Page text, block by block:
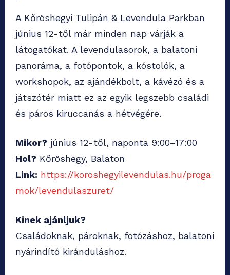
A Kőröshegyi Tulipán & Levendula Parkban
június 12-től már minden nap várják a
látogatókat. A levendulasorok, a balatoni
panoráma, a fotópontok, a kóstolók, a
workshopok, az ajándékbolt, a kávézó és a
játszótér miatt ez az egyik legszebb családi
és páros kiruccanás a hétvégére.
Mikor? június 12-től, naponta 9:00–17:00
Hol? Kőröshegy, Balaton
Link: https://koroshegyilevendulas.hu/proga
mok/levendulaszuret/
Kinek ajánljuk?
Családoknak, pároknak, fotózáshoz, balatoni
nyárindító kiránduláshoz.